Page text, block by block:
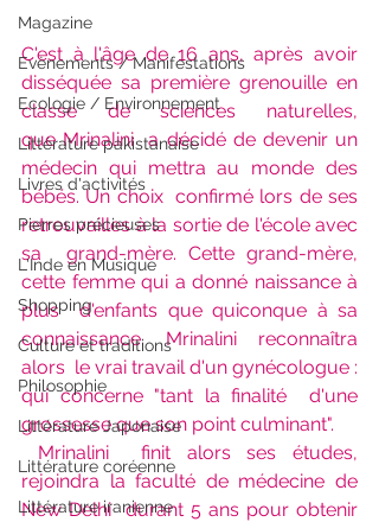
Magazine
Evènements / Manifestations
Ecologie / Environnement
Littérature pakistanaise
Livres d'activités
Pierres précieuses
L'Inde en Musique
Shopping
Culture et traditions
Philosophie
Littérature Japonaise
Littérature coréenne
Littérature iranienne
C'est à l'âge de 16 ans, après avoir
disséquée sa première grenouille en
classe de sciences naturelles,
que Mrinalini  a décidé de devenir un
médecin qui mettra au monde des
bébés. Un choix  confirmé lors de ses
retrouvailles à la sortie de l'école avec
sa  grand-mère. Cette grand-mère,
cette femme qui a donné naissance à
plus  d'enfants que quiconque à sa
connaissance. Mrinalini reconnaîtra
alors  le vrai travail d'un gynécologue :
qui concerne "tant la finalité  d'une
grossesse que son point culminant".
Mrinalini  finit alors ses études,
rejoindra la faculté de médecine de
New Delhi  durant 5 ans pour obtenir